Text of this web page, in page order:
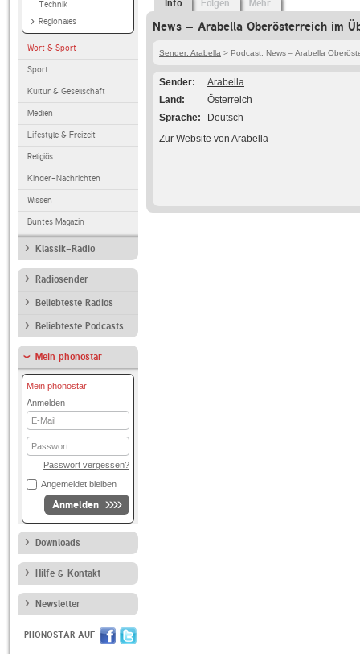
Technik
Regionales
Wort & Sport
Sport
Kultur & Gesellschaft
Medien
Lifestyle & Freizeit
Religiös
Kinder-Nachrichten
Wissen
Buntes Magazin
Klassik-Radio
Radiosender
Beliebteste Radios
Beliebteste Podcasts
Mein phonostar
Mein phonostar
Anmelden
E-
Mail
Passwort
Passwort vergessen?
Angemeldet bleiben
Anmelden
Downloads
Hilfe & Kontakt
Newsletter
PHONOSTAR AUF
Info Folgen Mehr
News – Arabella Oberösterreich im
Sender: Arabella > Podcast: News – Arabella
Sender
Arabella
Land
Österreich
Sprache
Deutsch
Zur Website von Arabella